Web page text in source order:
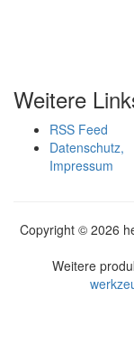
Weitere
RSS Feed
Datenschutz,
Impressum
Copyright © 2026
Weitere